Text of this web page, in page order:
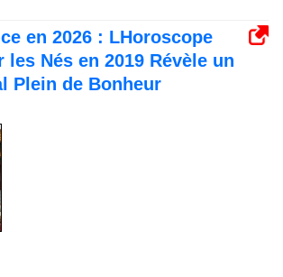
en 2026 : LHoroscope
Nés en 2019 Révèle un
Plein de Bonheur